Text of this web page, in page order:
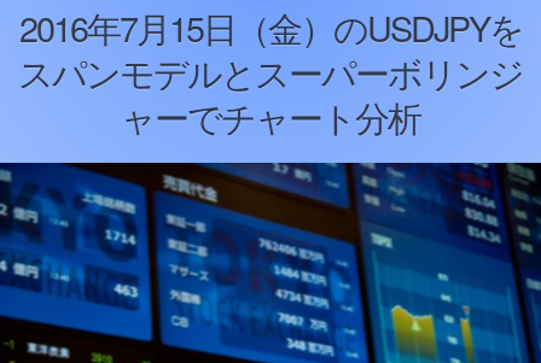
2016年7月15日（金）のUSDJPYを
スパンモデルとスーパーボリンジ
ャーでチャート分析